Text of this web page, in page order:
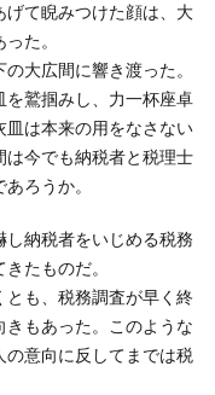
げて睨みつけた顔は、大
た。
大広間に響き渡った。
鷲掴みし、力一杯座卓
皿は本来の用をなさない
今でも納税者と税理士
ろうか。
納税者をいじめる税務
たものだ。
も、税務調査が早く終
もあった。このような
意向に反してまでは税